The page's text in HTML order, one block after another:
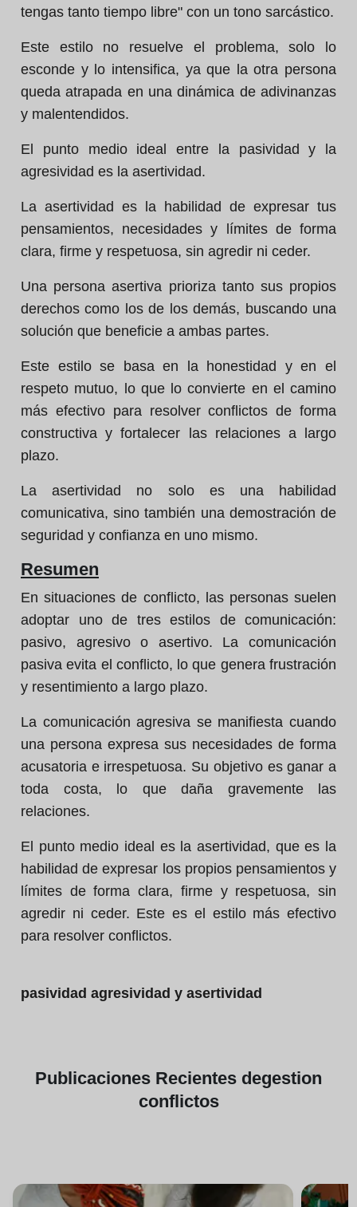
tengas tanto tiempo libre" con un tono sarcástico.
Este estilo no resuelve el problema, solo lo
esconde y lo intensifica, ya que la otra persona
queda atrapada en una dinámica de adivinanzas
y malentendidos.
El punto medio ideal entre la pasividad y la
agresividad es la asertividad.
La asertividad es la habilidad de expresar tus
pensamientos, necesidades y límites de forma
clara, firme y respetuosa, sin agredir ni ceder.
Una persona asertiva prioriza tanto sus propios
derechos como los de los demás, buscando una
solución que beneficie a ambas partes.
Este estilo se basa en la honestidad y en el
respeto mutuo, lo que lo convierte en el camino
más efectivo para resolver conflictos de forma
constructiva y fortalecer las relaciones a largo
plazo.
La asertividad no solo es una habilidad
comunicativa, sino también una demostración de
seguridad y confianza en uno mismo.
Resumen
En situaciones de conflicto, las personas suelen
adoptar uno de tres estilos de comunicación:
pasivo, agresivo o asertivo. La comunicación
pasiva evita el conflicto, lo que genera frustración
y resentimiento a largo plazo.
La comunicación agresiva se manifiesta cuando
una persona expresa sus necesidades de forma
acusatoria e irrespetuosa. Su objetivo es ganar a
toda costa, lo que daña gravemente las
relaciones.
El punto medio ideal es la asertividad, que es la
habilidad de expresar los propios pensamientos y
límites de forma clara, firme y respetuosa, sin
agredir ni ceder. Este es el estilo más efectivo
para resolver conflictos.
pasividad agresividad y asertividad
Publicaciones Recientes degestion
conflictos